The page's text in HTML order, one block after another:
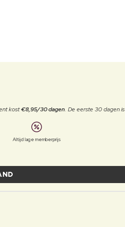
kost€8,95/30 dagen. De eerste 30 dagen is
Altijd lage memberprijs